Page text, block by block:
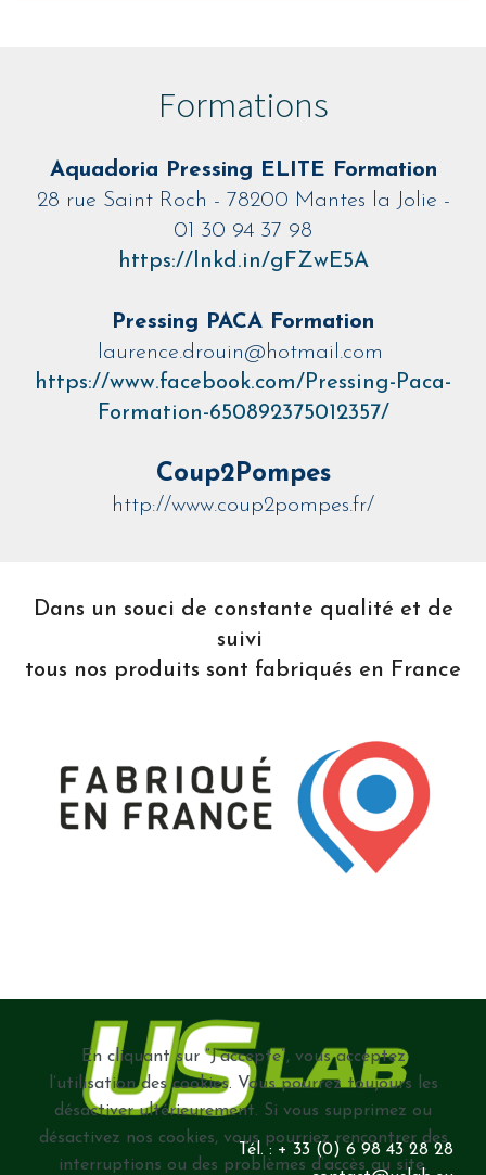
Formations
Aquadoria Pressing ELITE Formation
28 rue Saint Roch - 78200 Mantes la Jolie -
01 30 94 37 98
https://lnkd.in/gFZwE5A
Pressing PACA Formation
laurence.drouin@hotmail.com
https://www.facebook.com/Pressing-Paca-
Formation-650892375012357/
Coup2Pompes
http://www.coup2pompes.fr/
Dans un souci de constante qualité et de
suivi
tous nos produits sont fabriqués en France
Tél. : + 33 (0) 6 98 43 28 28
En cliquant sur ”J’accepte”, vous acceptez
l’utilisation des cookies. Vous pourrez toujours les
désactiver ultérieurement. Si vous supprimez ou
désactivez nos cookies, vous pourriez rencontrer des
interruptions ou des problèmes d’accès au site.